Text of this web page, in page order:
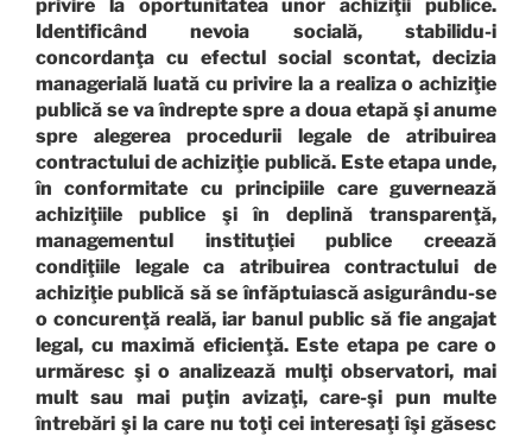
privire la oportunitatea unor achiziţii publice.
Identificând nevoia socială, stabilidu-i
concordanţa cu efectul social scontat, decizia
managerială luată cu privire la a realiza o achiziţie
publică se va îndrepte spre a doua etapă şi anume
spre alegerea procedurii legale de atribuirea
contractului de achiziţie publică. Este etapa unde,
în conformitate cu principiile care guvernează
achiziţiile publice şi în deplină transparenţă,
managementul instituţiei publice creează
condiţiile legale ca atribuirea contractului de
achiziţie publică să se înfăptuiască asigurându-se
o concurenţă reală, iar banul public să fie angajat
legal, cu maximă eficienţă. Este etapa pe care o
urmăresc şi o analizează mulţi observatori, mai
mult sau mai puţin avizaţi, care-şi pun multe
întrebări şi la care nu toţi cei interesaţi îşi găsesc